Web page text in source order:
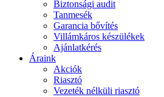
Biztonsági audit
Tanmesék
Garancia bővítés
Villámkáros készülékek
Ajánlatkérés
Áraink
Akciók
Riasztó
Vezeték nélküli riasztó